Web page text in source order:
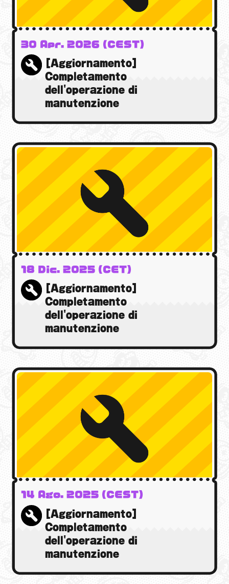
Notizie
Video
Guida online
Informazioni sul prodotto
Language
30 Apr. 2026 (CEST)
[Aggiornamento]
Completamento
dell'operazione di
manutenzione
18 Dic. 2025 (CET)
[Aggiornamento]
Completamento
dell'operazione di
manutenzione
14 Ago. 2025 (CEST)
[Aggiornamento]
Completamento
dell'operazione di
manutenzione